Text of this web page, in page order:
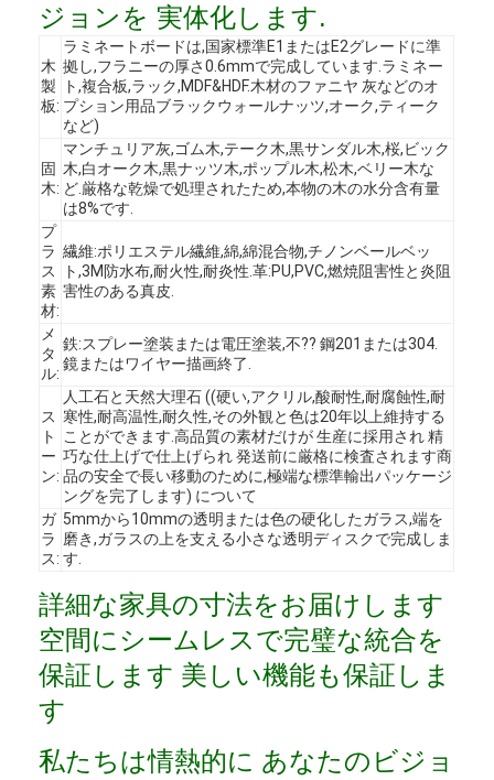
ホーム
製品
ビデオ
ジョンを 実体化します.
木
製
板:
ラミネートボードは,国家標準E1またはE2グレードに準
拠し,フラニーの厚さ0.6mmで完成しています.ラミネー
ト,複合板,ラック,MDF&HDF.木材のファニヤ 灰などのオ
プション用品ブラックウォールナッツ,オーク,ティーク
など)
固
木:
マンチュリア灰,ゴム木,テーク木,黒サンダル木,桜,ビック
木,白オーク木,黒ナッツ木,ポップル木,松木,ベリー木な
ど.厳格な乾燥で処理されたため,本物の木の水分含有量
は8%です.
プ
ラ
ス
素
材:
繊維:ポリエステル繊維,綿,綿混合物,チノンベールベッ
ト,3M防水布,耐火性,耐炎性.革:PU,PVC,燃焼阻害性と炎阻
害性のある真皮.
メ
タ
ル:
鉄:スプレー塗装または電圧塗装,不?? 鋼201または304.
鏡またはワイヤー描画終了.
ス
ト
ー
ン:
人工石と天然大理石 ((硬い,アクリル,酸耐性,耐腐蝕性,耐
寒性,耐高温性,耐久性,その外観と色は20年以上維持する
ことができます.高品質の素材だけが 生産に採用され 精
巧な仕上げで仕上げられ 発送前に厳格に検査されます商
品の安全で長い移動のために,極端な標準輸出パッケージ
ングを完了します) について
ガ
ラ
ス:
5mmから10mmの透明または色の硬化したガラス,端を
磨き,ガラスの上を支える小さな透明ディスクで完成しま
す.
詳細な家具の寸法をお届けします
空間にシームレスで完璧な統合を
保証します 美しい機能も保証しま
す
私たちは情熱的に あなたのビジョ